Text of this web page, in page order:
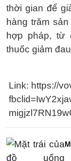
thời gian để
hàng trăm
hợp pháp, từ
thuốc giảm
Link: https://